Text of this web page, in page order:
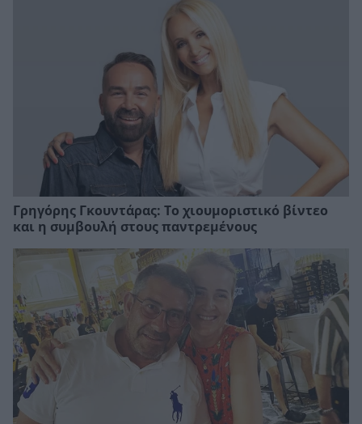
Γρηγόρης Γκουντάρας: Το χιουμοριστικό βίντεο
και η συμβουλή στους παντρεμένους